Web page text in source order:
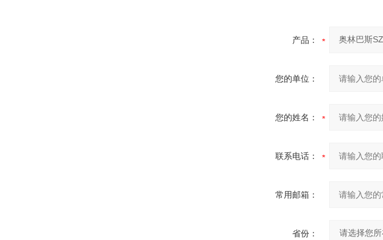
产品：
您的单位：
您的姓名：
联系电话：
常用邮箱：
省份：